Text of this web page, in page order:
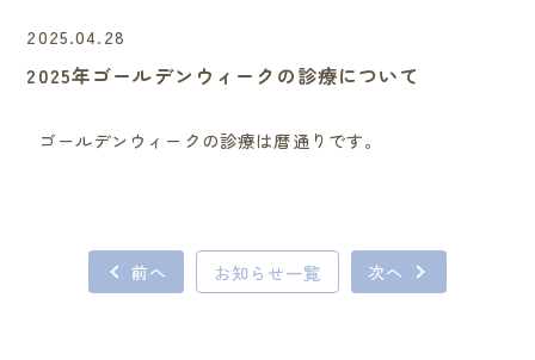
2025.04.28
2025年ゴールデンウィークの診療について
ゴールデンウィークの診療は暦通りです。
前へ お知らせ一覧 次へ